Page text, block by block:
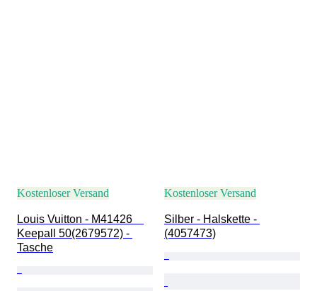
Kostenloser Versand
Louis Vuitton - M41426
Keepall 50(2679572) -
Tasche
Kostenloser Versand
Silber - Halskette -
(4057473)